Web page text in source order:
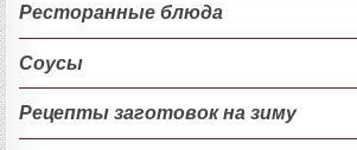
Ресторанные блюда
Соусы
Рецепты заготовок на зиму